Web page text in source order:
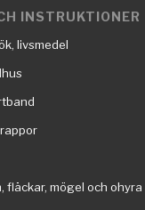
INSTRUKTIONER
livsmedel
fläckar, mögel och ohyra